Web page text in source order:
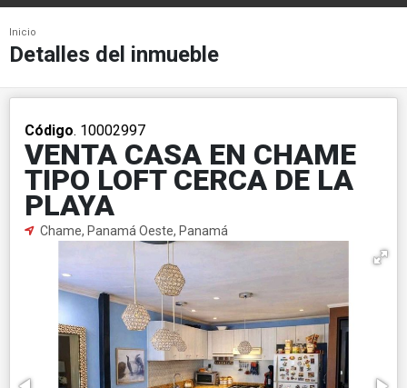
Inicio
Detalles del inmueble
Código. 10002997
VENTA CASA EN CHAME
TIPO LOFT CERCA DE LA
PLAYA
Chame, Panamá Oeste, Panamá